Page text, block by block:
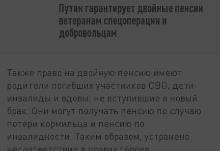
Путин гарантирует двойные пенсии
ветеранам спецоперации и
добровольцам
Также право на двойную пенсию имеют
родители погибших участников СВО, дети-
инвалиды и вдовы, не вступившие в новый
брак. Они могут получать пенсию по случаю
потери кормильца и пенсию по
инвалидности. Таким образом, устранено
несоответствие в правах героев,